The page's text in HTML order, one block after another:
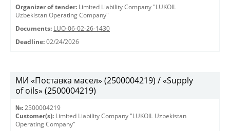
Organizer of tender: Limited Liability Company "LUKOIL
Uzbekistan Operating Company"
Documents: LUO-06-02-26-1430
Deadline: 02/24/2026
МИ «Поставка масел» (2500004219) / «Supply
of oils» (2500004219)
№: 2500004219
Customer(s): Limited Liability Company "LUKOIL Uzbekistan
Operating Company"